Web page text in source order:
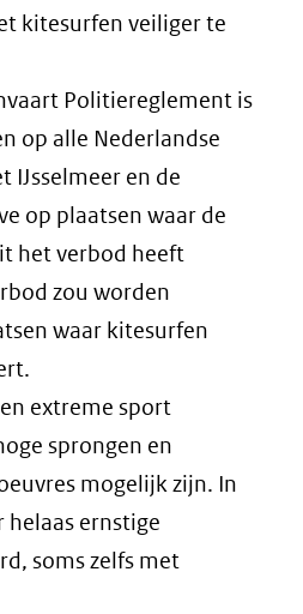
kitesurfen veiliger te
Politiereglement is
op alle Nederlandse
IJsselmeer en de
op plaatsen waar de
het verbod heeft
zou worden
waar kitesurfen
extreme sport
sprongen en
mogelijk zijn. In
helaas ernstige
soms zelfs met